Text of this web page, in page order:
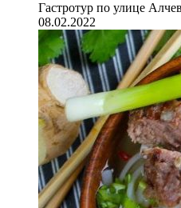
Гастротур по улице
08.02.2022